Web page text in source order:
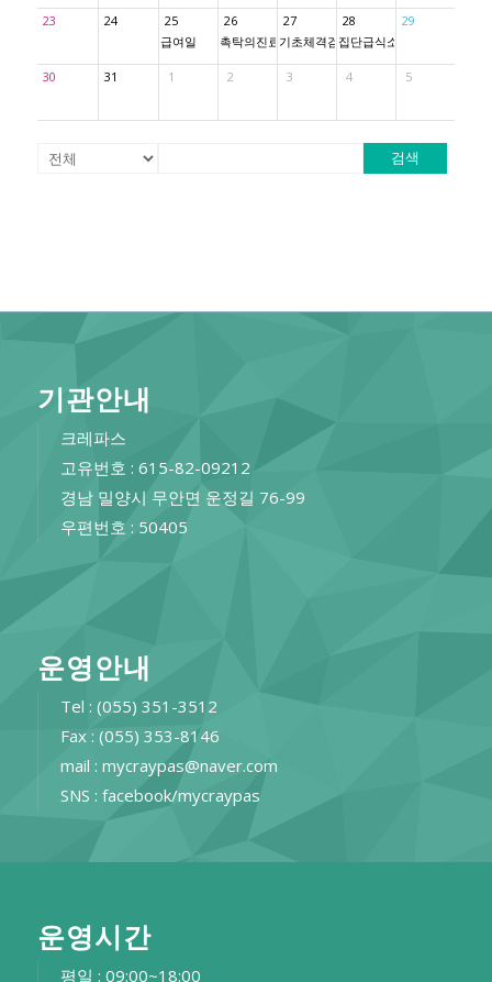
23 24
25
급여일
26
촉탁의진료
27
기초체격검사
28
집단급식소 방역
29
30 31 1 2 3 4 5
검색
기관안내
크레파스
고유번호 : 615-82-09212
경남 밀양시 무안면 운정길 76-99
우편번호 : 50405
운영안내
Tel : (055) 351-3512
Fax : (055) 353-8146
mail : mycraypas@naver.com
SNS : facebook/mycraypas
운영시간
평일 : 09:00~18:00